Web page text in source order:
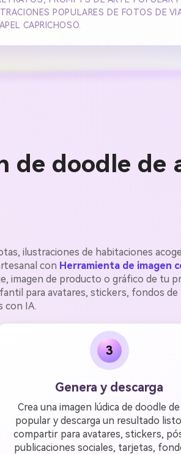
POPULARES DE FOTOS DE
CAPRICHOSO.
de doodle de
ilustraciones de habitaciones
con Herramienta de imagen
imagen de producto o gráfico de tu
para avatares, stickers, fondos de
con IA.
3
Genera y descarga
Crea una imagen lúdica de doodle
popular y descarga un resultado
compartir para avatares, stickers,
publicaciones sociales, tarjetas,